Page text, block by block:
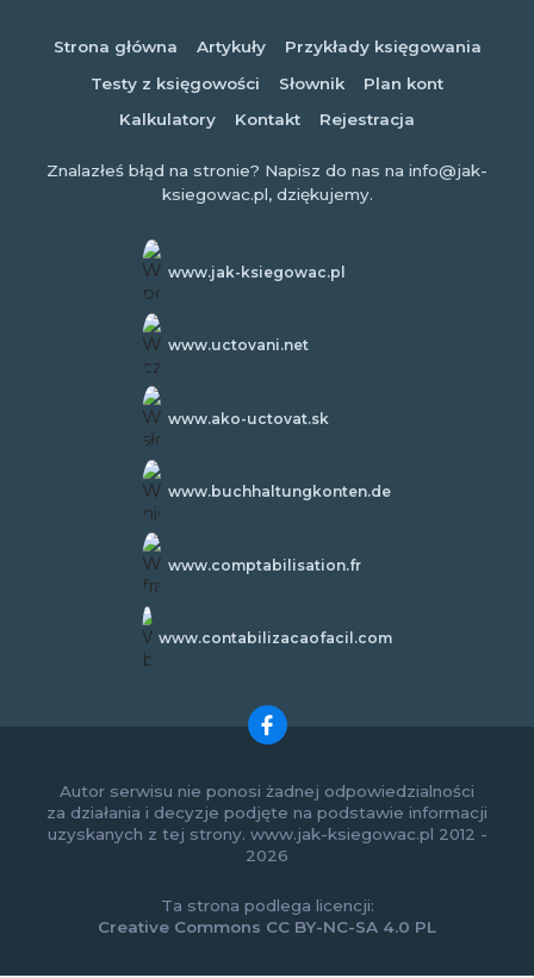
Strona główna Artykuły
Przykłady księgowania
Testy z księgowości
Słownik
Plan kont
Kalkulatory
Kontakt Rejestracja
Znalazłeś błąd na stronie? Napisz do nas na info@jak-
ksiegowac.pl, dziękujemy.
www.jak-ksiegowac.pl
www.uctovani.net
www.ako-uctovat.sk
www.buchhaltungkonten.de
www.comptabilisation.fr
www.contabilizacaofacil.com
Autor serwisu nie ponosi żadnej odpowiedzialności
za działania i decyzje podjęte na podstawie informacji
uzyskanych z tej strony. www.jak-ksiegowac.pl 2012 -
2026
Ta strona podlega licencji:
Creative Commons CC BY-NC-SA 4.0 PL